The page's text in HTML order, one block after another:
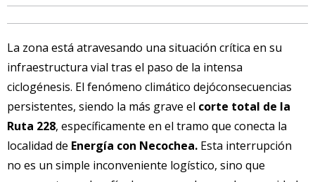
La zona está atravesando una situación crítica en su
infraestructura vial tras el paso de la intensa
ciclogénesis. El fenómeno climático dejóconsecuencias
persistentes, siendo la más grave el corte total de la
Ruta 228, específicamente en el tramo que conecta la
localidad de Energía con Necochea. Esta interrupción
no es un simple inconveniente logístico, sino que